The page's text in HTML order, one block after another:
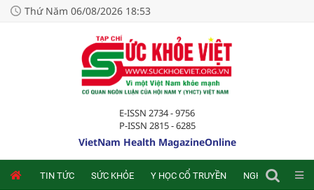
Thứ Năm 06/08/2026 18:53
E-ISSN 2734 - 9756
P-ISSN 2815 - 6285
VietNam Health MagazineOnline
TIN TỨC SỨC KHỎE Y HỌC CỔ TRUYỀN NGHIÊN CỨU